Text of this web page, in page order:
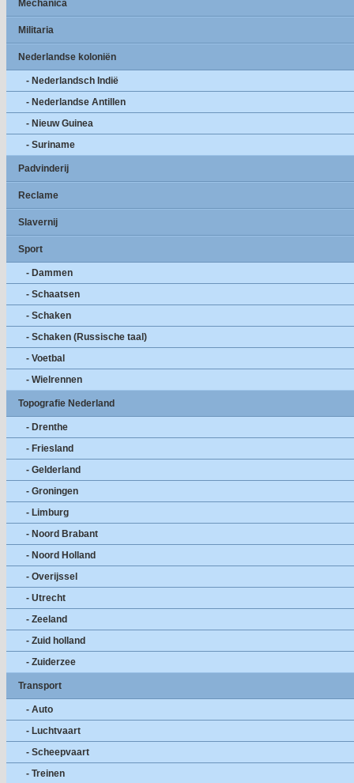
Mechanica
Militaria
Nederlandse koloniën
- Nederlandsch Indië
- Nederlandse Antillen
- Nieuw Guinea
- Suriname
Padvinderij
Reclame
Slavernij
Sport
- Dammen
- Schaatsen
- Schaken
- Schaken (Russische taal)
- Voetbal
- Wielrennen
Topografie Nederland
- Drenthe
- Friesland
- Gelderland
- Groningen
- Limburg
- Noord Brabant
- Noord Holland
- Overijssel
- Utrecht
- Zeeland
- Zuid holland
- Zuiderzee
Transport
- Auto
- Luchtvaart
- Scheepvaart
- Treinen